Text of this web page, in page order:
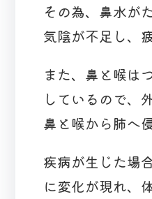
その為、鼻水が
気陰が不足し、
また、鼻と喉は
しているので、
鼻と喉から肺へ
疾病が生じた場
に変化が現れ、